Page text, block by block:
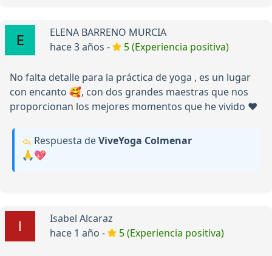
ELENA BARRENO MURCIA
hace 3 años -
5 (Experiencia positiva)
No falta detalle para la práctica de yoga , es un lugar
con encanto 🥰, con dos grandes maestras que nos
proporcionan los mejores momentos que he vivido ❤️
Respuesta deViveYoga Colmenar
🙏💖
Isabel Alcaraz
hace 1 año -
5 (Experiencia positiva)